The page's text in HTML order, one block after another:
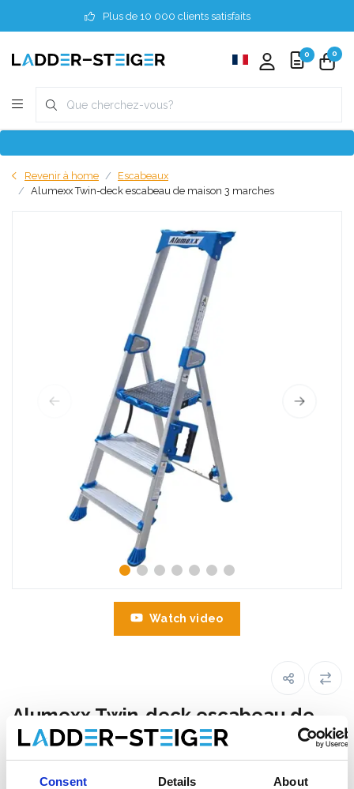
Consent Details About
Plus de 10 000 clients satisfaits
0 0
Revenir à home
Escabeaux
Alumexx Twin-deck escabeau de maison 3 marches
Watch video
Alumexx Twin-deck escabeau de
maison 3 marches
Faites votre choix: